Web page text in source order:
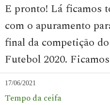
E pronto! Lá ficamos
com o apuramento
final da competição
Futebol 2020.
17/06/2021
Tempo da ceifa